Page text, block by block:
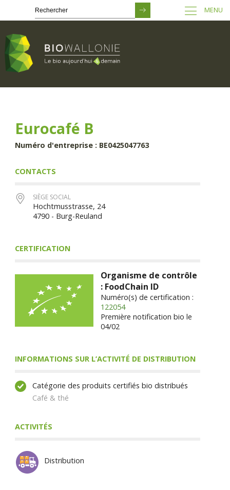
principal
MENU
Eurocafé B
Numéro d'entreprise : BE0425047763
CONTACTS
SIÈGE SOCIAL
Hochtmusstrasse, 24
4790 - Burg-Reuland
CERTIFICATION
Organisme de contrôle
: FoodChain ID
Numéro(s) de certification :
122054
Première notification bio le
04/02
INFORMATIONS SUR L’ACTIVITÉ DE DISTRIBUTION
Catégorie des produits certifiés bio distribués
Café & thé
ACTIVITÉS
Distribution